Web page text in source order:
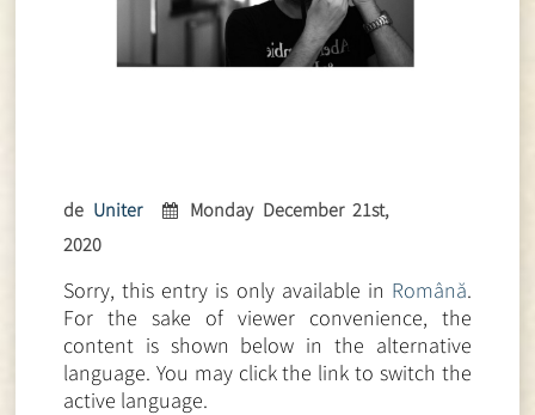
de Uniter
Monday December 21st,
2020
Sorry, this entry is only available in Română.
For the sake of viewer convenience, the
content is shown below in the alternative
language. You may click the link to switch the
active language.